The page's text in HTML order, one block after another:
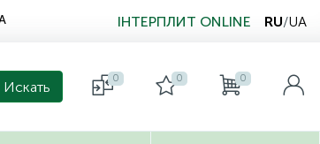
ІНТЕРПЛИТ ONLINE RU/UA
0 0 0